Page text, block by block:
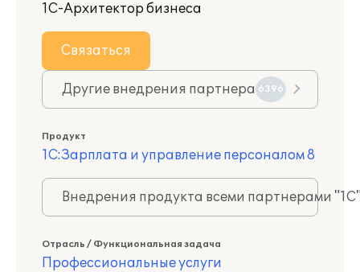
1С-Архитектор бизнеса
Связаться
Другие внедрения партнера 6396
Продукт
1С:Зарплата и управление персоналом 8
Внедрения продукта всеми партнерами
Отрасль / Функциональная задача
Профессиональные услуги